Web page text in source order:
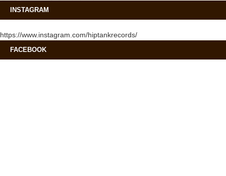
INSTAGRAM
https://www.instagram.com/hiptankrecords/
FACEBOOK